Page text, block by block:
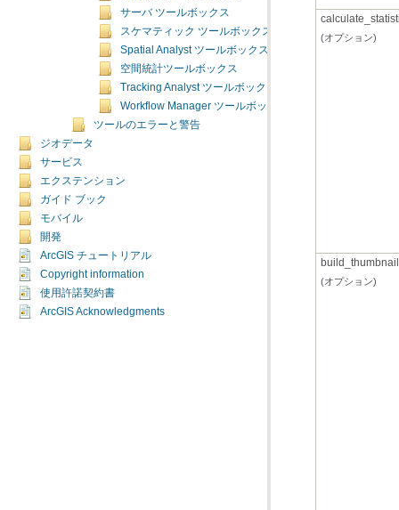
サーバ ツールボックス
スケマティック ツールボックス
Spatial Analyst ツールボックス
空間統計ツールボックス
Tracking Analyst ツールボックス
Workflow Manager ツールボックス
ツールのエラーと警告
ジオデータ
サービス
エクステンション
ガイド ブック
モバイル
開発
ArcGIS チュートリアル
Copyright information
使用許諾契約書
ArcGIS Acknowledgments
(オプション)
(オプション)